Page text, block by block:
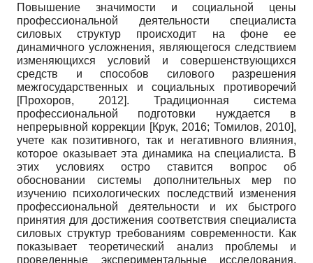
Повышение значимости и социальной цены
профессиональной деятельности специалиста
силовых структур происходит на фоне ее
динамичного усложнения, являющегося следствием
изменяющихся условий и совершенствующихся
средств и способов силового разрешения
межгосударственных и социальных противоречий
[Прохоров, 2012]. Традиционная система
профессиональной подготовки нуждается в
непрерывной коррекции [Крук, 2016; Томилов, 2010],
учете как позитивного, так и негативного влияния,
которое оказывает эта динамика на специалиста. В
этих условиях остро ставится вопрос об
обосновании системы дополнительных мер по
изучению психологических последствий изменения
профессиональной деятельности и их быстрого
принятия для достижения соответствия специалиста
силовых структур требованиям современности. Как
показывает теоретический анализ проблемы и
проведенные экспериментальные исследования,